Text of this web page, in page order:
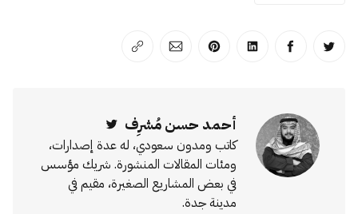
انشر على تويترانشر على الفيسبوك
انشر على لينكد إن
انشر على بينترست
انشر على الإيميل
انسخ الرابط
أحمد حسن مُشرِف
كاتب ومدون سعودي، له عدة إصدارات،
ومئات المقالات المنشورة. شريك مؤسس
في بعض المشاريع الصغيرة، مقيم في
مدينة جدة.